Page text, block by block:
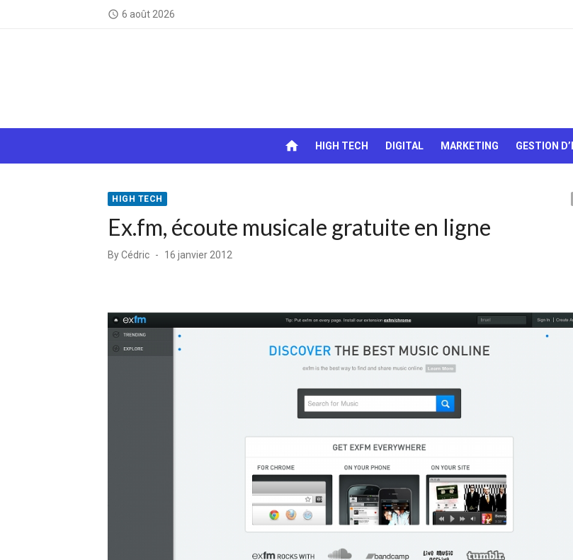
access_time 6 août 2026
chocolats…
home HIGH TECH DIGITAL MARKETING GESTION
HIGH TECH
Ex.fm, écoute musicale gratuite en ligne
ByCédric
Posted
16 janvier 2012